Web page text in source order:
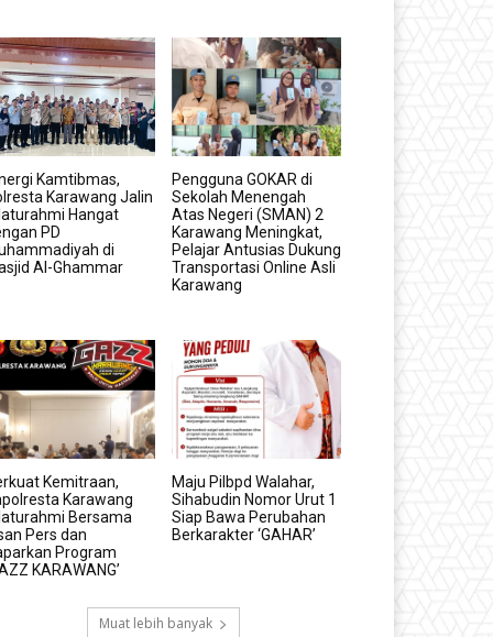
Kamtibmas,
Karawang Jalin
Hangat
PD
di
Al-Ghammar
Pengguna GOKAR di
Sekolah Menengah
Atas Negeri (SMAN) 2
Karawang Meningkat,
Pelajar Antusias Dukung
Transportasi Online Asli
Karawang
Kemitraan,
Karawang
Bersama
Pers dan
Program
KARAWANG’
Maju Pilbpd Walahar,
Sihabudin Nomor Urut 1
Siap Bawa Perubahan
Berkarakter ‘GAHAR’
Muat lebih banyak